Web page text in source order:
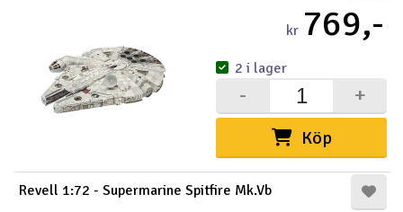
kr 769,-
Köp
+
-
2 i lager
Revell 1:72 - Supermarine Spitfire Mk.Vb